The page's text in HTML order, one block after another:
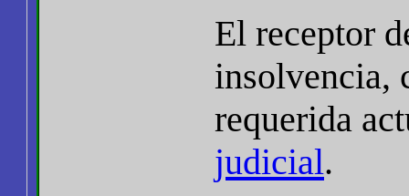
El receptor
insolvencia,
requerida
judicial.